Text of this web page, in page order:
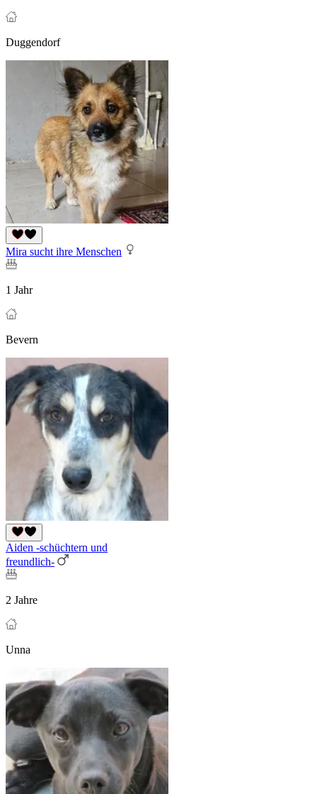
Duggendorf
Mira sucht ihre Menschen
1 Jahr
Bevern
Aiden -schüchtern und
freundlich-
2 Jahre
Unna